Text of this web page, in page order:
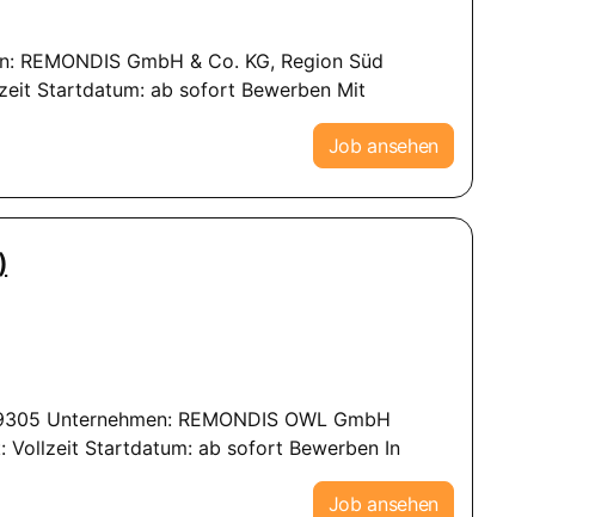
REMONDIS GmbH & Co. KG, Region Süd
Startdatum: ab sofort Bewerben Mit
Job ansehen
Unternehmen: REMONDIS OWL GmbH
Vollzeit Startdatum: ab sofort Bewerben In
Job ansehen